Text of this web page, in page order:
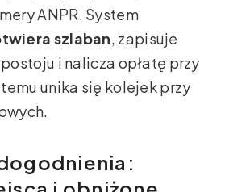
ANPR. System
szlaban, zapisuje
i nalicza opłatę przy
unika się kolejek przy